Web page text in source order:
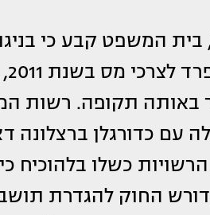
בית המשפט קבע כי
תקופה. רשות
עם כדורגלן ברצלונה
כשלו בלהוכיח
כפי שדורש החוק